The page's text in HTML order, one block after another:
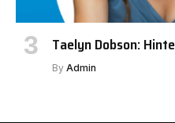
Taelyn Dobson:
By Admin